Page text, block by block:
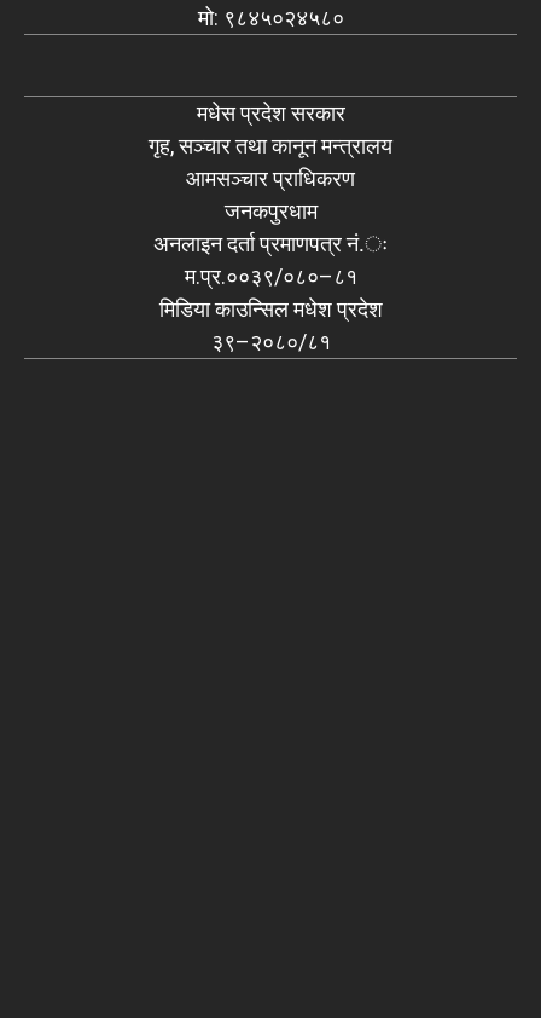
मो: ९८४५०२४५८०
मधेस प्रदेश सरकार
गृह, सञ्चार तथा कानून मन्त्रालय
आमसञ्चार प्राधिकरण
जनकपुरधाम
अनलाइन दर्ता प्रमाणपत्र नं.ः
म.प्र.००३९/०८०–८१
मिडिया काउन्सिल मधेश प्रदेश
३९–२०८०/८१